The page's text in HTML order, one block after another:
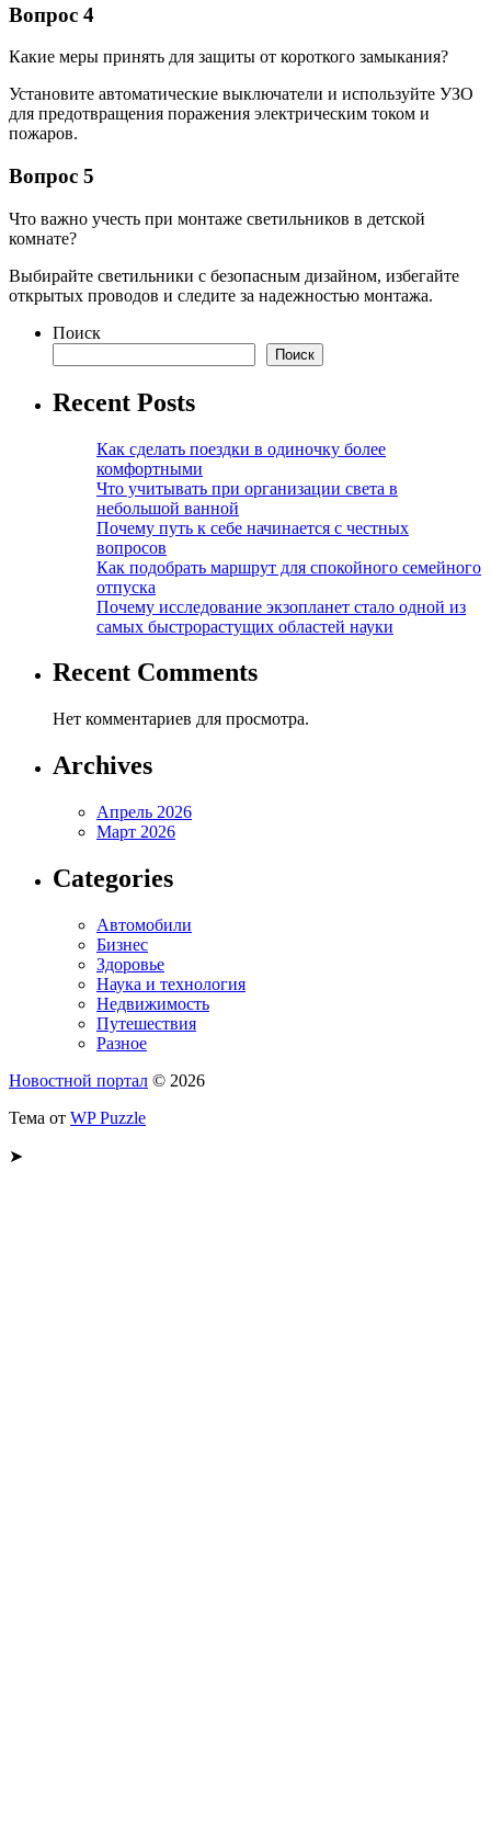
Вопрос 4
Какие меры принять для защиты от короткого замыкания?
Установите автоматические выключатели и используйте УЗО
для предотвращения поражения электрическим током и
пожаров.
Вопрос 5
Что важно учесть при монтаже светильников в детской
комнате?
Выбирайте светильники с безопасным дизайном, избегайте
открытых проводов и следите за надежностью монтажа.
Поиск
Поиск
Recent Posts
Как сделать поездки в одиночку более
комфортными
Что учитывать при организации света в
небольшой ванной
Почему путь к себе начинается с честных
вопросов
Как подобрать маршрут для спокойного семейного
отпуска
Почему исследование экзопланет стало одной из
самых быстрорастущих областей науки
Recent Comments
Нет комментариев для просмотра.
Archives
Апрель 2026
Март 2026
Categories
Автомобили
Бизнес
Здоровье
Наука и технология
Недвижимость
Путешествия
Разное
Новостной портал © 2026
Тема от WP Puzzle
➤